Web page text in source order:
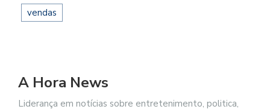
vendas
A Hora News
Liderança em notícias sobre entretenimento, politica,